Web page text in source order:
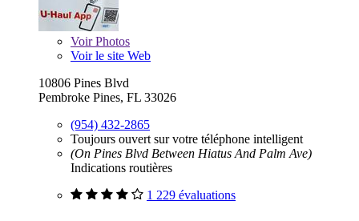
VoirPhotos
Voir le site Web
10806 Pines Blvd
Pembroke Pines, FL 33026
(954) 432-2865
Toujours ouvert sur votre téléphone intelligent
(On Pines Blvd Between Hiatus And Palm Ave)
Indications routières
1 229 évaluations